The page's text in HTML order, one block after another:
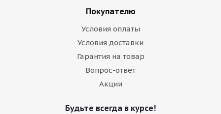
Покупателю
Условия оплаты
Условия доставки
Гарантия на товар
Вопрос-ответ
Акции
Будьте всегда в курсе!